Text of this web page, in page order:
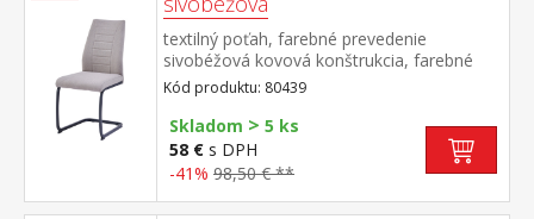
textilný poťah, farebné prevedenie
sivobéžová kovová konštrukcia, farebné
prevedenie čierna výška sedu 48
cm odporúčaná nosnosť do 120 kg
Kód produktu: 80439
Skladom > 5 ks
58 € s DPH
-41% 98,50 € **